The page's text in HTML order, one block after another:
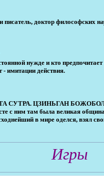
доктор философских
нужде и кто
- имитации действия.
ЦЗИНЬГАН
с ним там была великая
в мире оделся, взял
Игры